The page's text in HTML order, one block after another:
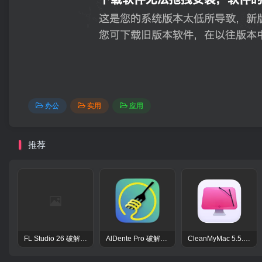
办公 实用 应用
推荐
FL Studio 26 破解版 – 强大的音频后期处理程序 AlDente Pro 破解版 – macOS强大的电池管家电池优化工具 CleanMyMac 5.5.7 破解版 – macOS系统优化清理工具